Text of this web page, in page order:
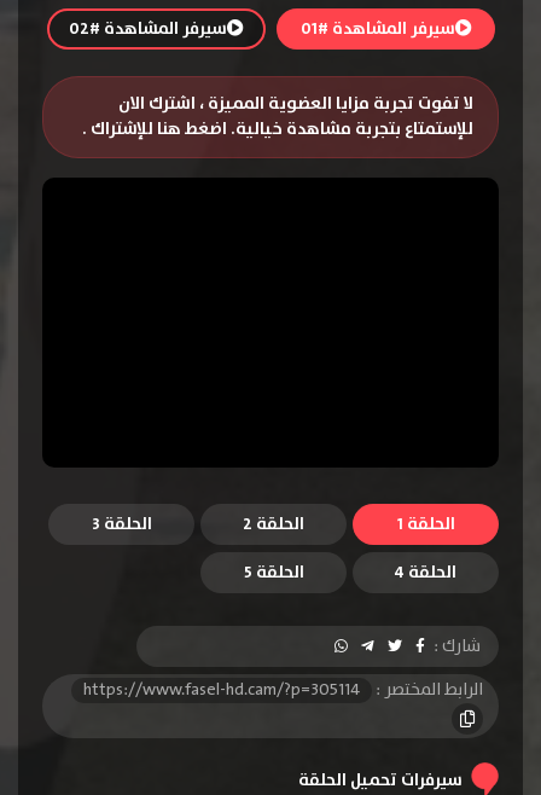
سيرفر المشاهدة #01 سيرفر المشاهدة #02
لا تفوت تجربة مزايا العضوية المميزة ، اشترك الان
للإستمتاع بتجربة مشاهدة خيالية. اضغط هنا للإشتراك .
الحلقة 1 الحلقة 2
الحلقة 3
الحلقة 4
الحلقة 5
شارك :
الرابط المختصر :
https://www.fasel-hd.cam/?p=305114
سيرفرات تحميل الحلقة